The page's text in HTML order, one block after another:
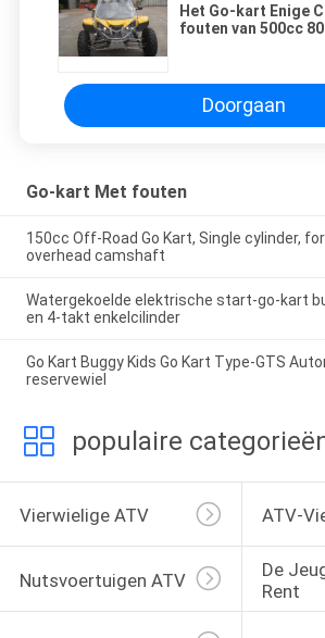
Het Go-kart Enige
fouten van 500cc
Doorgaan
Go-kart Met fouten
150cc Off-Road Go Kart, Single cylinder,
overhead camshaft
Watergekoelde elektrische start-go-kart
en 4-takt enkelcilinder
Go Kart Buggy Kids Go Kart Type-GTS
reservewiel
populaire
Vierwielige ATV ATV-
Nutsvoertuigen ATV
De
Rent